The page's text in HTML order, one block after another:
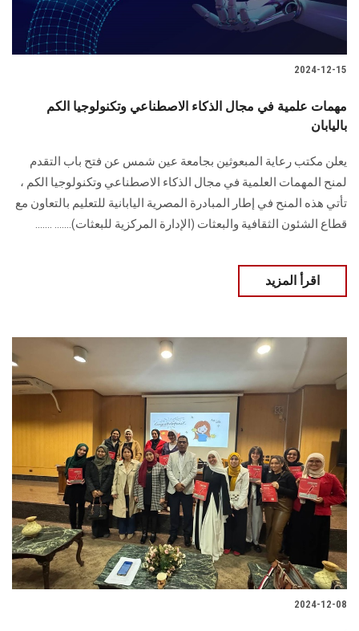
2024-12-15
مهمات علمية في مجال الذكاء الاصطناعي وتكنولوجيا الكم
باليابان
يعلن مكتب رعاية المبعوثين بجامعة عين شمس عن فتح باب التقدم
لمنح المهمات العلمية في ‏مجال الذكاء الاصطناعي وتكنولوجيا الكم ‏،
تأتي هذه المنح في إطار المبادرة المصرية اليابانية للتعليم بالتعاون مع
قطاع الشئون الثقافية ‏والبعثات (الإدارة المركزية للبعثات)....... ......‏.
اقرأ المزيد
2024-12-08